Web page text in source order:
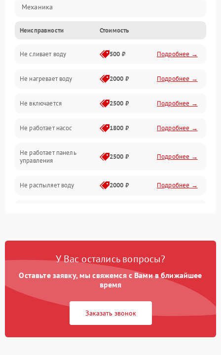
Механика
Управление
Электропитание
Датчики
Нагрев
Вода
Гигиена
Программное обеспечение
Неисправности Стоимость
Не сливает воду 500 ₽ Подробнее →
Не нагревает воду 2000 ₽ Подробнее →
Не включается 2500 ₽ Подробнее →
Не работает насос 1800 ₽ Подробнее →
Не работает панель
управления
2500 ₽ Подробнее →
Не распыляет воду 2000 ₽ Подробнее →
Проблемы с набором
Не работает сушилка 2100 ₽ Подробнее →
Сбои в работе таймера 1700 ₽
У Вас остались вопросы?
Оставьте заявку, мы свяжемся с Вами в ближайшее
время
Заказать звонок